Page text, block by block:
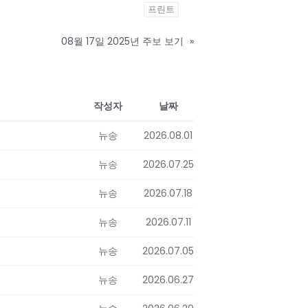
프린트
08월 17일 2025년 주보 보기 »
작성자 날짜
뉴송 2026.08.01
뉴송 2026.07.25
뉴송 2026.07.18
뉴송 2026.07.11
뉴송 2026.07.05
뉴송 2026.06.27